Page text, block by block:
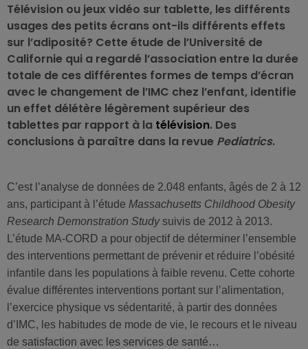
Télévision ou jeux vidéo sur tablette, les différents
usages des petits écrans ont-ils différents effets
sur l’adiposité? Cette étude de l’Université de
Californie qui a regardé l’association entre la durée
totale de ces différentes formes de temps d’écran
avec le changement de l’IMC chez l’enfant, identifie
un effet délétère légèrement supérieur des
tablettes par rapport à la télévision. Des
conclusions à paraître dans la revue Pediatrics.
C’est l’analyse de données de 2.048 enfants, âgés de 2 à 12
ans, participant à l’étude Massachusetts Childhood Obesity
Research Demonstration Studysuivis de 2012 à 2013.
L’étude MA-CORD a pour objectif de déterminer l’ensemble
des interventions permettant de prévenir et réduire l’obésité
infantile dans les populations à faible revenu. Cette cohorte
évalue différentes interventions portant sur l’alimentation,
l’exercice physique vs sédentarité, à partir des données
d’IMC, les habitudes de mode de vie, le recours et le niveau
de satisfaction avec les services de santé…